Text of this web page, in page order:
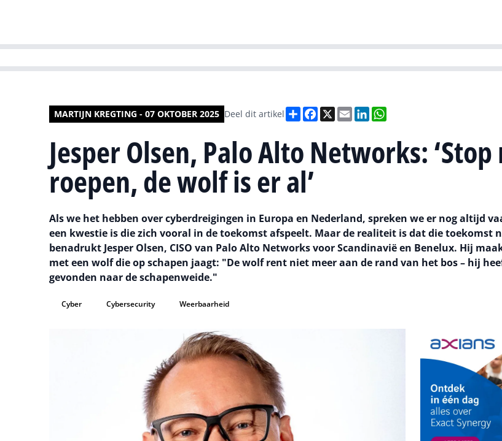
MARTIJN KREGTING - 07 OKTOBER 2025 Deel dit artikel DeelFacebook
X EmailLinkedIn
Jesper Olsen, Palo Alto Networks:
roepen, de wolf is er al’
Als we het hebben over cyberdreigingen in Europa en Nederland, spreken we er nog altijd
een kwestie is die zich vooral in de toekomst afspeelt. Maar de realiteit is dat die toekomst
benadrukt Jesper Olsen, CISO van Palo Alto Networks voor Scandinavië en Benelux. Hij
met een wolf die op schapen jaagt: "De wolf rent niet meer aan de rand van het bos – hij
gevonden naar de schapenweide."
Cyber Cybersecurity Weerbaarheid